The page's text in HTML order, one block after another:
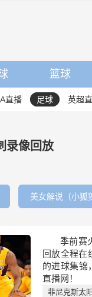
篮球
直播 足球 英超
录像回放
美女解说（小狐
季前赛
回放全程在
的进球集锦
直播网！
菲尼克斯太